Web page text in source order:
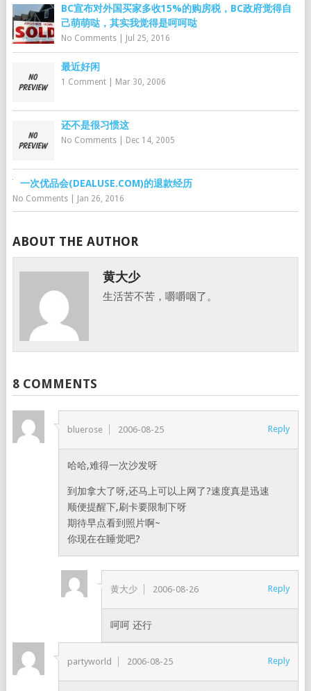
BC宣布对外国买家多收15%的购房税，BC政府觉得自
己萌萌哒，其实我觉得是呵呵哒
No Comments| Jul 25, 2016
最近好闲
1 Comment| Mar 30, 2006
还不是很习惯这
No Comments| Dec 14, 2005
一次优品会(DEALUSE.COM)的退款经历
No Comments| Jan 26, 2016
ABOUT THE AUTHOR
黄大少
生活苦不苦，嚼嚼咽了。
8 COMMENTS
bluerose 2006-08-25 Reply
哈哈,难得一次沙发呀
到加拿大了呀,还马上可以上网了?速度真是迅速
顺便提醒下,刷卡要限制下呀
期待早点看到照片啊~
你现在在睡觉吧?
黄大少 2006-08-26 Reply
呵呵 还行
partyworld 2006-08-25 Reply